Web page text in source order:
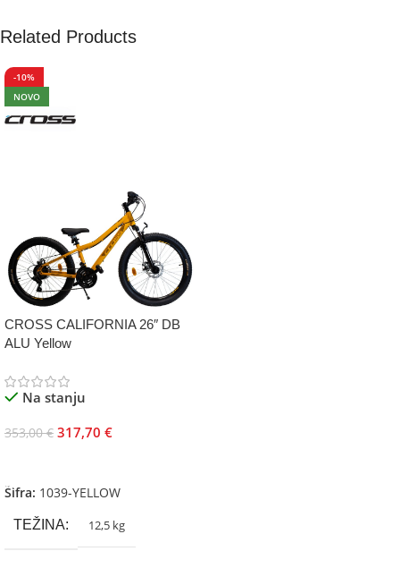
Related Products
-10%
NOVO
CROSS CALIFORNIA 26″ DB
ALU Yellow
Na stanju
353,00€ 317,70 €
Šifra: 1039-YELLOW
TEŽINA 12,5 kg